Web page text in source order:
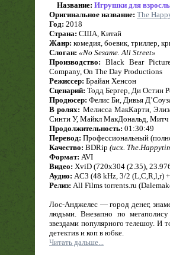
Название: Игрушки для
Оригинальное название: The
Год: 2018
Страна: США, Китай
Жанр: комедия, боевик, триллер,
Слоган: «No Sesame. All Street»
Производство: Black Bear
Company, On The Day Productions
Режиссер: Брайан Хенсон
Сценарий: Тодд Бергер, Ди Остин
Продюсер: Фелис Би, Дивья
В ролях: Мелисса МакКарти,
Синти У, Майкл МакДональд,
Продолжительность: 01:30:49
Перевод: Профессиональный
Качество: BDRip (исх.
Формат: AVI
Видео: XviD (720x304 (2.35),
Аудио: AC3 (48 kHz, 3/2 (L,C,R,l,r)
Релиз: All Films torrents.ru
Лос-Анджелес — город денег,
людьми. Внезапно по
звездами популярного телешоу. И
детектив и коп в юбке.
Читать дальше...